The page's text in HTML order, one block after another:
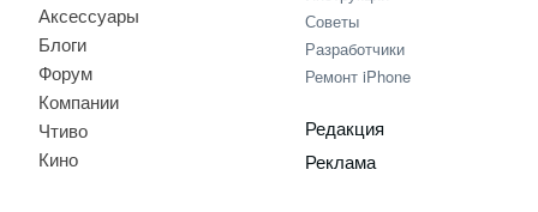
Аксессуары
Блоги
Форум
Компании
Чтиво
Кино
Советы
Разработчики
Ремонт iPhone
Редакция
Реклама